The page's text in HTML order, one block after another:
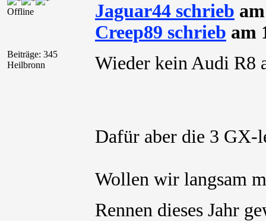
Offline
Beiträge: 345
Heilbronn
Jaguar44 schrieb
Creep89 schrieb am
Wieder kein Audi
Dafür aber die 3
Wollen wir langsam
Rennen dieses Jahr